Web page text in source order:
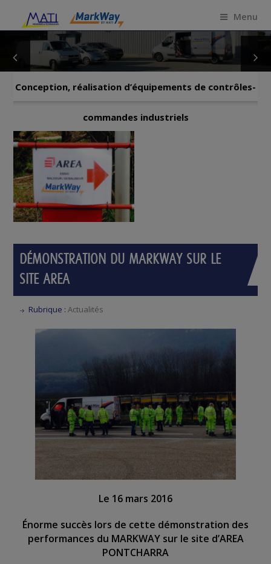
Menu
Conception, réalisation d’équipements de contrôles-
commandes industriels
DÉMONSTRATION DU MARKWAY SUR LE
SITE AREA
Rubrique :Actualités
Le 16 mars 2016
Énorme succès lors de cette démonstration des
performances du MARKWAY sur le site d’AREA
PONTCHARRA